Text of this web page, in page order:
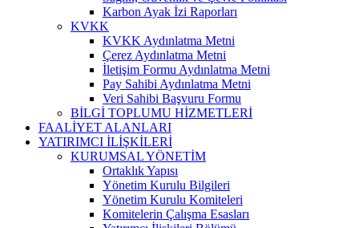
Karbon Ayak İzi Raporları
KVKK
KVKK Aydınlatma Metni
Çerez Aydınlatma Metni
İletişim Formu Aydınlatma Metni
Pay Sahibi Aydınlatma Metni
Veri Sahibi Başvuru Formu
BİLGİ TOPLUMU HİZMETLERİ
FAALİYET ALANLARI
YATIRIMCI İLİŞKİLERİ
KURUMSAL YÖNETİM
Ortaklık Yapısı
Yönetim Kurulu Bilgileri
Yönetim Kurulu Komiteleri
Komitelerin Çalışma Esasları